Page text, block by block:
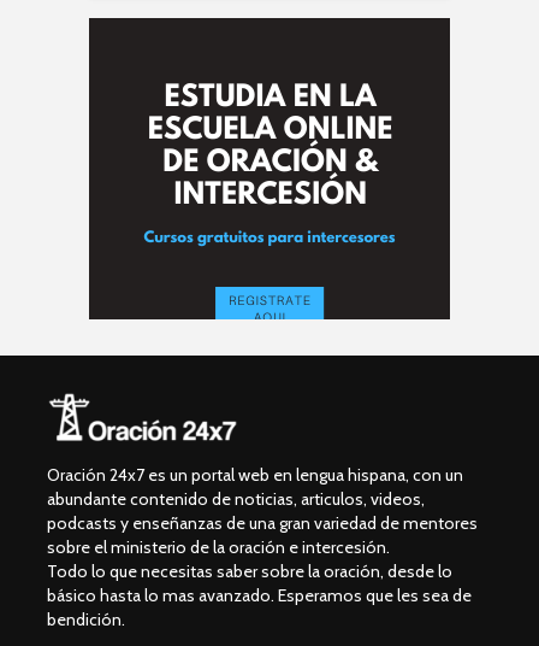
Oración 24x7 es un portal web en lengua hispana, con un
abundante contenido de noticias, articulos, videos,
podcasts y enseñanzas de una gran variedad de mentores
sobre el ministerio de la oración e intercesión.
Todo lo que necesitas saber sobre la oración, desde lo
básico hasta lo mas avanzado. Esperamos que les sea de
bendición.